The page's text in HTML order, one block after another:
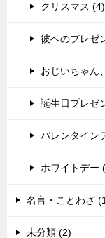
クリスマス (4)
彼へのプレゼ
おじいちゃん
誕生日プレゼ
バレンタイン
ホワイトデー
名言・ことわざ
未分類 (2)